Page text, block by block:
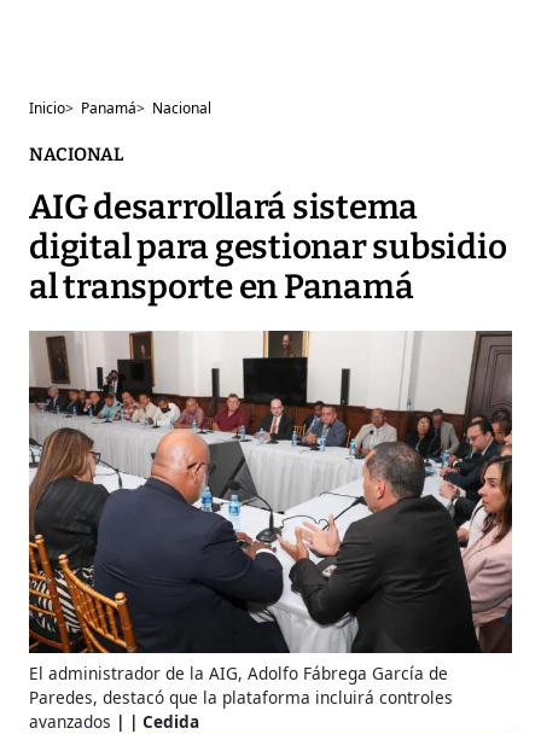
Inicio> Panamá> Nacional
NACIONAL
AIG desarrollará sistema
digital para gestionar subsidio
al transporte en Panamá
El administrador de la AIG, Adolfo Fábrega García de
Paredes, destacó que la plataforma incluirá controles
avanzados
| Cedida